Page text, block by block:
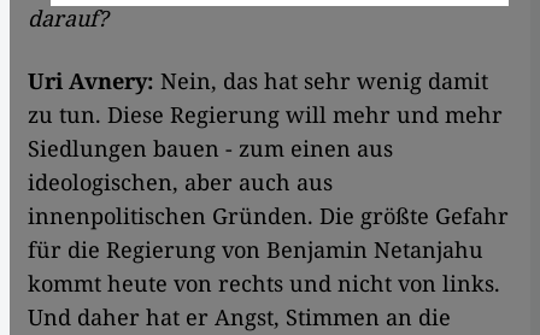
darauf?
Uri Avnery: Nein, das hat sehr wenig damit
zu tun. Diese Regierung will mehr und mehr
Siedlungen bauen - zum einen aus
ideologischen, aber auch aus
innenpolitischen Gründen. Die größte Gefahr
für die Regierung von Benjamin Netanjahu
kommt heute von rechts und nicht von links.
Und daher hat er Angst, Stimmen an die